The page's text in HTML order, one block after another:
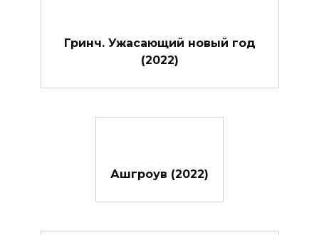
Гринч. Ужасающий новый год
(2022)
Ашгроув (2022)